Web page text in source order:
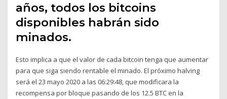
años, todos los bitcoins
disponibles habrán sido
minados.
Esto implica a que el valor de cada bitcoin tenga que aumentar
para que siga siendo rentable el minado. El próximo halving
será el 23 mayo 2020 a las 06:29:48, que modificara la
recompensa por bloque pasando de los 12.5 BTC en la